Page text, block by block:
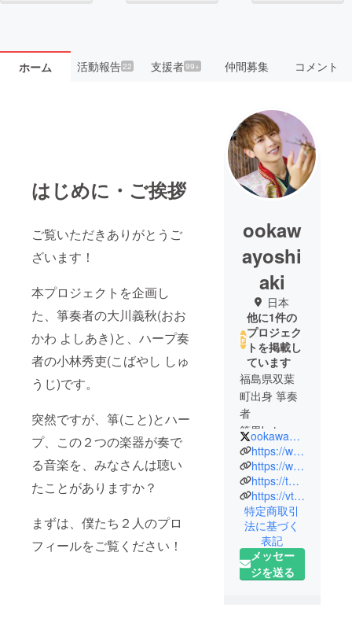
ホーム 活動報告22 支援者99+ 仲間募集 コメント
はじめに・ご挨拶
ご覧いただきありがとうご
ざいます！
本プロジェクトを企画し
た、箏奏者の大川義秋(おお
かわ よしあき)と、ハープ奏
者の小林秀吏(こばやし しゅ
うじ)です。
突然ですが、箏(こと)とハー
プ、この２つの楽器が奏で
る音楽を、みなさんは聴い
たことがありますか？
まずは、僕たち２人のプロ
フィールをご覧ください！
ookaw
ayoshi
aki
日本
他に1件の
プロジェク
トを掲載し
ています
福島県双葉
町出身 箏奏
者
箏男kotomen
大川義秋で
す！
この度は、
『47都道府
県に癒しと
元気を音楽
で届けた
い！』と思
ookawayoshiaki
https://www.kotomen.com
https://www.youtube.com/c/kotomen
https://twitter.com/ookawayoshiaki
https://vt.tiktok.com/joK1Ru/
特定商取引
法に基づく
表記
メッセー
ジを送る